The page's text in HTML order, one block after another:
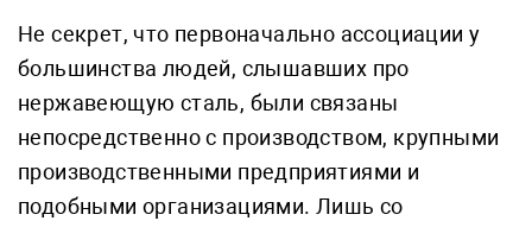
Не секрет, что первоначально ассоциации у
большинства людей, слышавших про
нержавеющую сталь, были связаны
непосредственно с производством, крупными
производственными предприятиями и
подобными организациями. Лишь со